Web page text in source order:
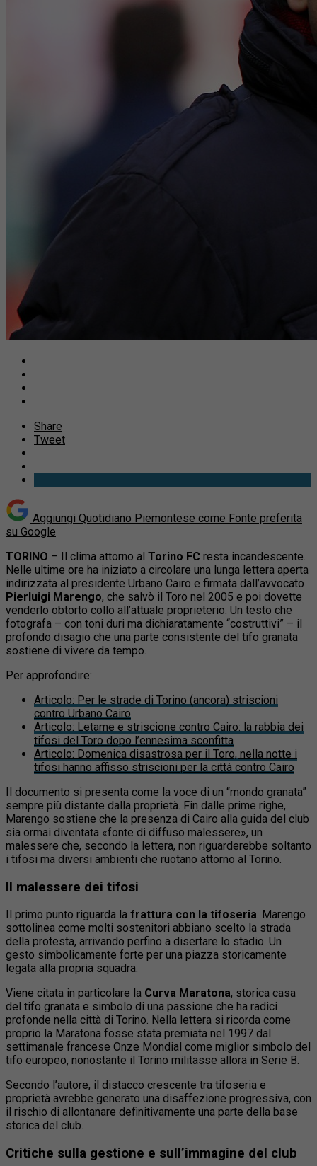
Share
Tweet
Aggiungi Quotidiano Piemontese come Fonte preferita
su Google
TORINO – Il clima attorno al Torino FC resta incandescente.
Nelle ultime ore ha iniziato a circolare una lunga lettera aperta
indirizzata al presidente Urbano Cairo e firmata dall’avvocato
Pierluigi Marengo, che salvò il Toro nel 2005 e poi dovette
venderlo obtorto collo all’attuale proprieterio. Un testo che
fotografa – con toni duri ma dichiaratamente “costruttivi” – il
profondo disagio che una parte consistente del tifo granata
sostiene di vivere da tempo.
Per approfondire:
Articolo: Per le strade di Torino (ancora) striscioni
contro Urbano Cairo
Articolo: Letame e striscione contro Cairo: la rabbia dei
tifosi del Toro dopo l’ennesima sconfitta
Articolo: Domenica disastrosa per il Toro, nella notte i
tifosi hanno affisso striscioni per la città contro Cairo
Il documento si presenta come la voce di un “mondo granata”
sempre più distante dalla proprietà. Fin dalle prime righe,
Marengo sostiene che la presenza di Cairo alla guida del club
sia ormai diventata «fonte di diffuso malessere», un
malessere che, secondo la lettera, non riguarderebbe soltanto
i tifosi ma diversi ambienti che ruotano attorno al Torino.
Il malessere dei tifosi
Il primo punto riguarda la frattura con la tifoseria. Marengo
sottolinea come molti sostenitori abbiano scelto la strada
della protesta, arrivando perfino a disertare lo stadio. Un
gesto simbolicamente forte per una piazza storicamente
legata alla propria squadra.
Viene citata in particolare la Curva Maratona, storica casa
del tifo granata e simbolo di una passione che ha radici
profonde nella città di Torino. Nella lettera si ricorda come
proprio la Maratona fosse stata premiata nel 1997 dal
settimanale francese Onze Mondial come miglior simbolo del
tifo europeo, nonostante il Torino militasse allora in Serie B.
Secondo l’autore, il distacco crescente tra tifoseria e
proprietà avrebbe generato una disaffezione progressiva, con
il rischio di allontanare definitivamente una parte della base
storica del club.
Critiche sulla gestione e sull’immagine del club